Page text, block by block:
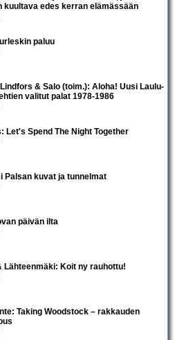
kuultava edes kerran elämässään
paluu
& Salo (toim.): Aloha! Uusi Laulu-
valitut palat 1978-1986
Let's Spend The Night Together
Palsan kuvat ja tunnelmat
päivän ilta
Lähteenmäki: Koit ny rauhottu!
Taking Woodstock – rakkauden